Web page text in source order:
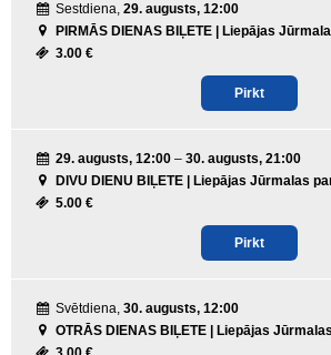
Sestdiena, 29. augusts, 12:00
PIRMĀS DIENAS BIĻETE | Liepājas
3.00 €
Pirkt
29. augusts, 12:00– 30. augusts, 21:00
DIVU DIENU BIĻETE | Liepājas Jūrmalas
5.00 €
Pirkt
Svētdiena, 30. augusts, 12:00
OTRĀS DIENAS BIĻETE | Liepājas